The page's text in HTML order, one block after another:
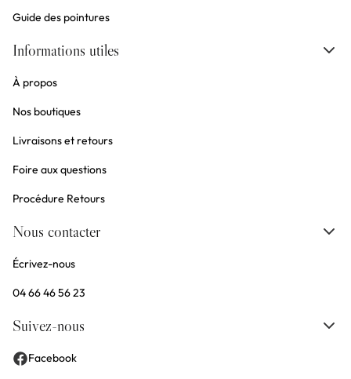
Guide des pointures
Informations utiles
À propos
Nos boutiques
Livraisons et retours
Foire aux questions
Procédure Retours
Nous contacter
Écrivez-nous
04 66 46 56 23
Suivez-nous
Facebook